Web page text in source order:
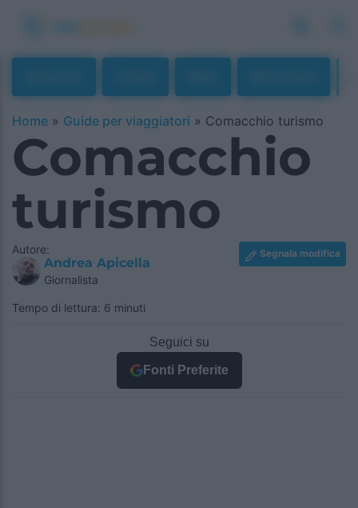
Home » Guide per viaggiatori » Comacchio turismo
Comacchio
turismo
Autore:
Andrea Apicella
Giornalista
Segnala modifica
Tempo di lettura: 6 minuti
Seguici su
Fonti Preferite